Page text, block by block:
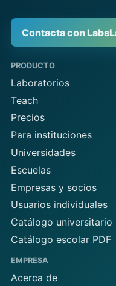
Contacta con
PRODUCTO
Laboratorios
Teach
Precios
Para instituciones
Universidades
Escuelas
Empresas y socios
Usuarios individuales
Catálogo universitario
Catálogo escolar PDF
EMPRESA
Acerca de